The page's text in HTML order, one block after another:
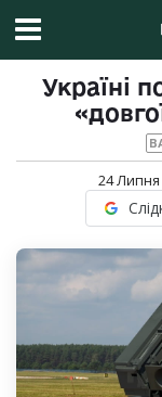
Україні
24 Липня